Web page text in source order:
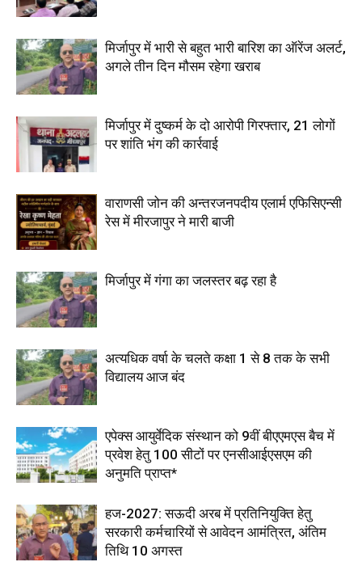
मिर्जापुर में भारी से बहुत भारी बारिश का ऑरेंज अलर्ट,
अगले तीन दिन मौसम रहेगा खराब
मिर्जापुर में दुष्कर्म के दो आरोपी गिरफ्तार, 21 लोगों
पर शांति भंग की कार्रवाई
वाराणसी जोन की अन्तरजनपदीय एलार्म एफिसिएन्सी
रेस में मीरजापुर ने मारी बाजी
मिर्जापुर में गंगा का जलस्तर बढ़ रहा है
अत्यधिक वर्षा के चलते कक्षा 1 से 8 तक के सभी
विद्यालय आज बंद
एपेक्स आयुर्वेदिक संस्थान को 9वीं बीएएमएस बैच में
प्रवेश हेतु 100 सीटों पर एनसीआईएसएम की
अनुमति प्राप्त*
हज-2027: सऊदी अरब में प्रतिनियुक्ति हेतु
सरकारी कर्मचारियों से आवेदन आमंत्रित, अंतिम
तिथि 10 अगस्त